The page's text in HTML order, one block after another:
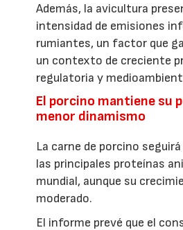
Además, la avicultura
intensidad de emisiones
rumiantes, un factor que
un contexto de creciente
regulatoria y
El porcino mantiene su
menor dinamismo
La carne de porcino
las principales proteínas
mundial, aunque su
moderado.
El informe prevé que el